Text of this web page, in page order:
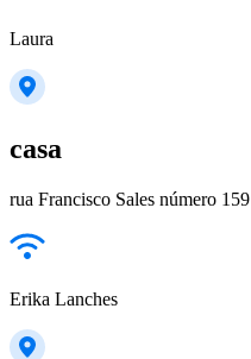
Laura
casa
rua Francisco Sales número 159
Erika Lanches